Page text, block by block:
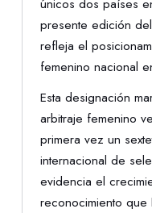
únicos dos países
presente edición
refleja el
femenino nacional
Esta designación
arbitraje femenino
primera vez un
internacional de
evidencia el
reconocimiento que